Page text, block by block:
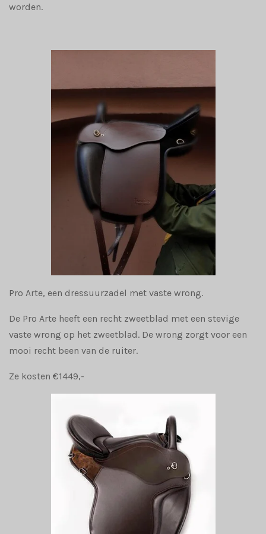
worden.
Pro Arte, een dressuurzadel met vaste wrong.
De Pro Arte heeft een recht zweetblad met een stevige
vaste wrong op het zweetblad. De wrong zorgt voor een
mooi recht been van de ruiter.
Ze kosten €1449,-